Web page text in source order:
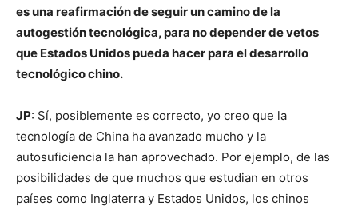
es una reafirmación de seguir un camino de la
autogestión tecnológica, para no depender de vetos
que Estados Unidos pueda hacer para el desarrollo
tecnológico chino.
JP: Sí, posiblemente es correcto, yo creo que la
tecnología de China ha avanzado mucho y la
autosuficiencia la han aprovechado. Por ejemplo, de las
posibilidades de que muchos que estudian en otros
países como Inglaterra y Estados Unidos, los chinos